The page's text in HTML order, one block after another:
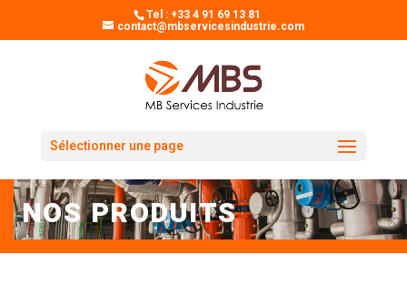
Tel : +33 4 91 69 13 81
contact@mbservicesindustrie.com
Sélectionner une page
NOS PRODUITS